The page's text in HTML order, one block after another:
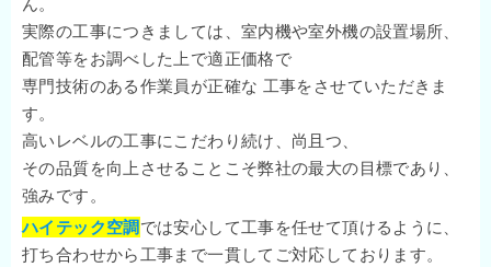
実際の工事につきましては、室内機や室外機の設置場所、
配管等をお調べした上で適正価格で
専門技術のある作業員が正確な 工事をさせていただきま
す。
高いレベルの工事にこだわり続け、尚且つ、
その品質を向上させることこそ弊社の最大の目標であり、
強みです。
ハイテック空調では安心して工事を任せて頂けるように、
打ち合わせから工事まで一貫してご対応しております。